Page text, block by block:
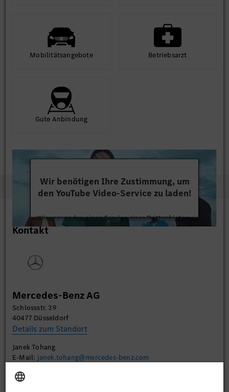
Mobilitäts­angebote Betriebs­arzt
Gute An­bindung
Wir benötigen Ihre Zustimmung, um
den YouTube Video-Service zu laden!
Wir verwenden einen Service eines Drittanbieters,
um Videoinhalte einzubetten. Dieser Service kann
Kontakt
Mercedes-Benz AG
Schlossstr. 39
40477 Düsseldorf
Details zum Standort
Janek Tohang
E-Mail: janek.tohang@mercedes-benz.com